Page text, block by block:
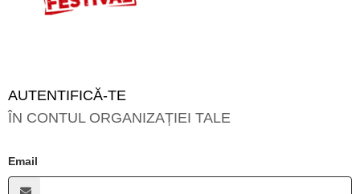
AUTENTIFICĂ-TE
ÎN CONTUL ORGANIZAȚIEI TALE
Email